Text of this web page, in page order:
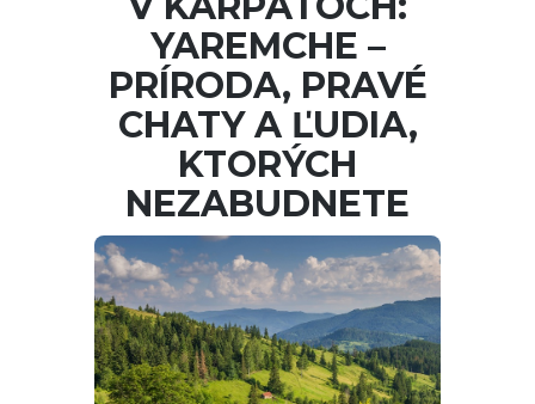
YAREMCHE –
PRÍRODA, PRAVÉ
CHATY A ĽUDIA,
KTORÝCH
NEZABUDNETE